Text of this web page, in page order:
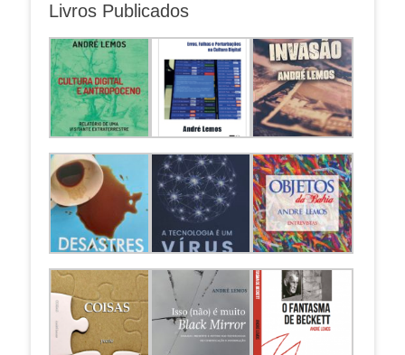
Livros Publicados